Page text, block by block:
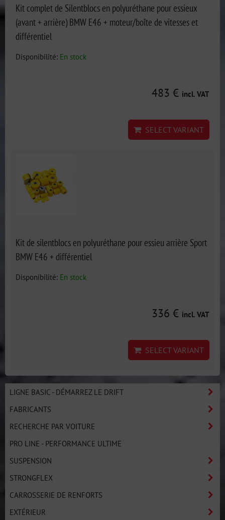
Kit complet de Silentblocs en polyuréthane pour essieux
(avant + arrière) BMW E46 + moteur/boîte de vitesses et
différentiel
Disponibilité: En stock
483 € incl. VAT
SELECT VARIANT
Kit de silentblocs en polyuréthane pour essieu arrière Sport
BMW E46 + différentiel
Disponibilité: En stock
336 € incl. VAT
SELECT VARIANT
LIGNE BASIC - DÉMARREZ LE DRIFT
FABRICANTS
RECHERCHE PAR VOITURE
PRO LINE - PERFORMANCE ULTIME
SUSPENSION
STRONGFLEX
CARROSSERIE DE RENFORTS
EXTÉRIEUR